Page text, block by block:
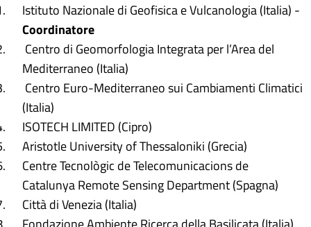
Istituto Nazionale di Geofisica e Vulcanologia (Italia) -
Coordinatore
Centro di Geomorfologia Integrata per l’Area del
Mediterraneo (Italia)
Centro Euro-Mediterraneo sui Cambiamenti Climatici
(Italia)
ISOTECH LIMITED (Cipro)
Aristotle University of Thessaloniki (Grecia)
Centre Tecnològic de Telecomunicacions de
Catalunya Remote Sensing Department (Spagna)
Città di Venezia (Italia)